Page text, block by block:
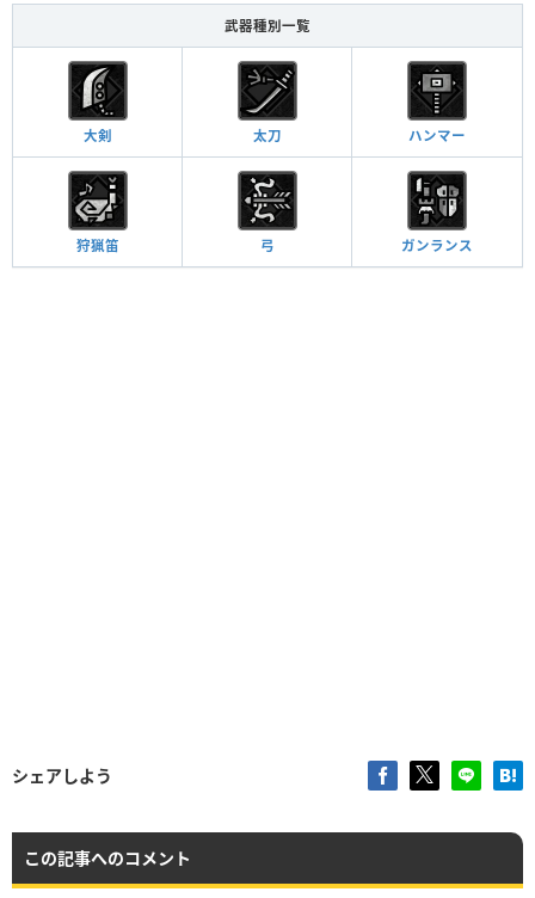
武器種別一覧
大剣 太刀 ハンマー
狩猟笛 弓 ガンランス
シェアしよう
この記事へのコメント